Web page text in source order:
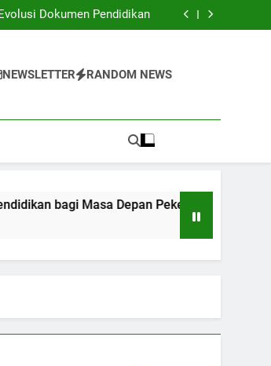
Dokumen Pendidikan
Masa Depan Pekerjaan
Dokumen Pendidikan
Masa Depan Pekerjaan
NEWSLETTER RANDOM NEWS
Masa Depan Pekerjaan Peserta Didik